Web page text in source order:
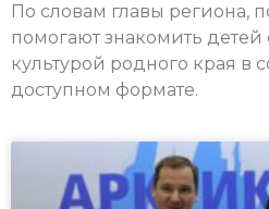
По словам главы региона,
помогают знакомить детей
культурой родного края в
доступном формате.